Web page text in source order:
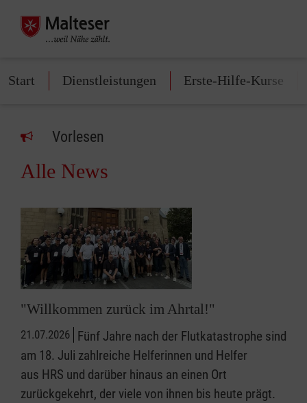
Start Dienstleistungen Erste-Hilfe-Kurse
Vorlesen
Alle News
"Willkommen zurück im Ahrtal!"
21.07.2026 Fünf Jahre nach der Flutkatastrophe sind
am 18. Juli zahlreiche Helferinnen und Helfer
aus HRS und darüber hinaus an einen Ort
zurückgekehrt, der viele von ihnen bis heute prägt.